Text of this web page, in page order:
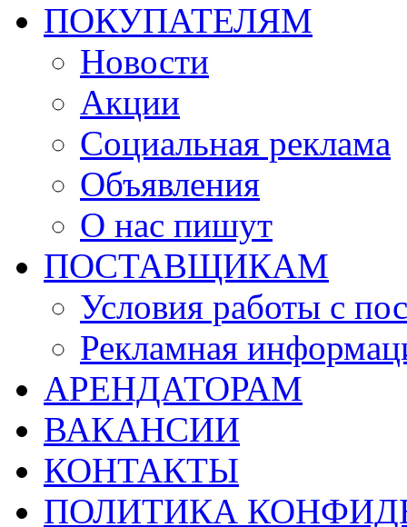
ПОКУПАТЕЛЯМ
Новости
Акции
Социальная реклама
Объявления
О нас пишут
ПОСТАВЩИКАМ
Условия работы с
Рекламная
АРЕНДАТОРАМ
ВАКАНСИИ
КОНТАКТЫ
ПОЛИТИКА